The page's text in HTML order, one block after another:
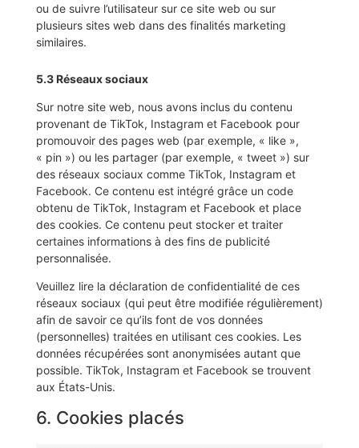
ou de suivre l’utilisateur sur ce site web ou sur
plusieurs sites web dans des finalités marketing
similaires.
5.3 Réseaux sociaux
Sur notre site web, nous avons inclus du contenu
provenant de TikTok, Instagram et Facebook pour
promouvoir des pages web (par exemple, « like »,
« pin ») ou les partager (par exemple, « tweet ») sur
des réseaux sociaux comme TikTok, Instagram et
Facebook. Ce contenu est intégré grâce un code
obtenu de TikTok, Instagram et Facebook et place
des cookies. Ce contenu peut stocker et traiter
certaines informations à des fins de publicité
personnalisée.
Veuillez lire la déclaration de confidentialité de ces
réseaux sociaux (qui peut être modifiée régulièrement)
afin de savoir ce qu’ils font de vos données
(personnelles) traitées en utilisant ces cookies. Les
données récupérées sont anonymisées autant que
possible. TikTok, Instagram et Facebook se trouvent
aux États-Unis.
6. Cookies placés